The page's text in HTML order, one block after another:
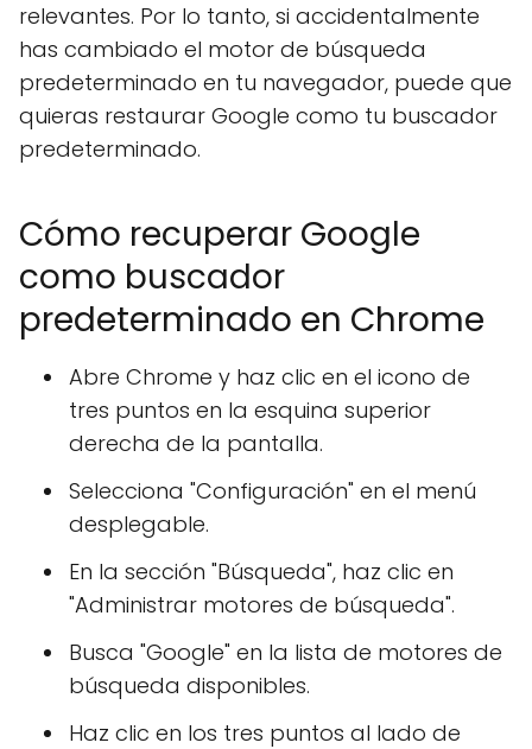
relevantes. Por lo tanto, si accidentalmente
has cambiado el motor de búsqueda
predeterminado en tu navegador, puede que
quieras restaurar Google como tu buscador
predeterminado.
Cómo recuperar Google
como buscador
predeterminado en Chrome
Abre Chrome y haz clic en el icono de
tres puntos en la esquina superior
derecha de la pantalla.
Selecciona "Configuración" en el menú
desplegable.
En la sección "Búsqueda", haz clic en
"Administrar motores de búsqueda".
Busca "Google" en la lista de motores de
búsqueda disponibles.
Haz clic en los tres puntos al lado de